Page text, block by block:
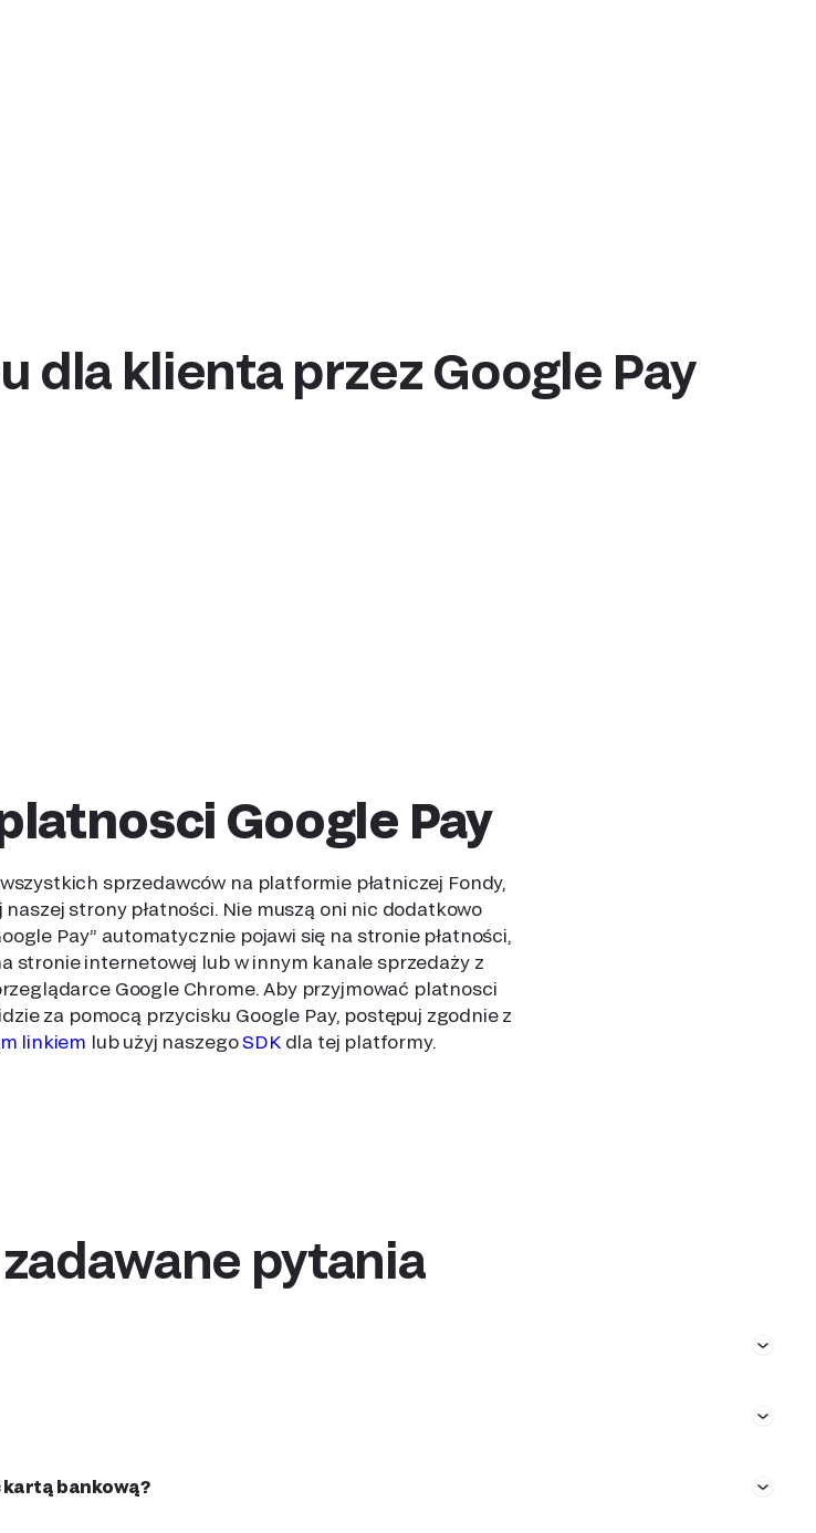
dla klienta przez Google Pay
Google Pay
sprzedawców na platformie płatniczej Fondy,
strony płatności. Nie muszą oni nic dodatkowo
Pay” automatycznie pojawi się na stronie płatności,
stronie internetowej lub w innym kanale sprzedaży z
Google Chrome. Aby przyjmować platnosci
za pomocą przycisku Google Pay, postępuj zgodnie z
linkiem lub użyj naszegoSDKdla tej platformy.
zadawane pytania
kartą bankową?